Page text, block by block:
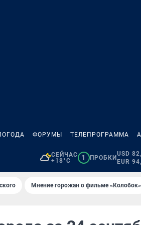
ФОРУМЫ ТЕЛЕПРОГРАММА
СЕЙЧАС
+18°C
1 ПРОБКИ
USD
EUR
Мнение горожан о фильме «Колобок»